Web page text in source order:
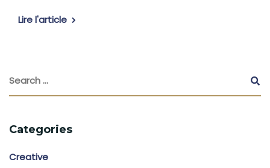
Lire l'article
Categories
Creative